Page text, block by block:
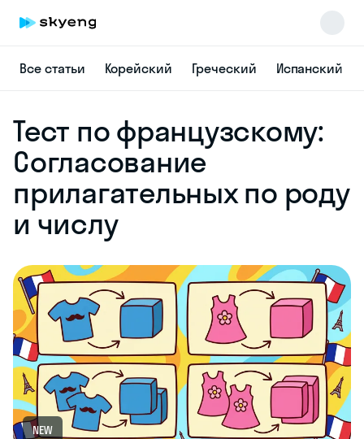
Все статьи Корейский Греческий Испанский
Тест по французскому:
Согласование
прилагательных по роду
и числу
NEW
online